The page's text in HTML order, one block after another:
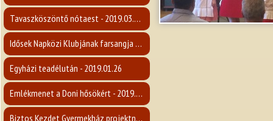
Tavaszköszöntő nótaest - 2019.03.09.
Idősek Napközi Klubjának farsangja - 2019.02.26.
Egyházi teadélután - 2019.01.26
Emlékmenet a Doni hősökért - 2019.01.19.
Biztos Kezdet Gyermekház projektnyitó rendezvény - 2019.01.12.